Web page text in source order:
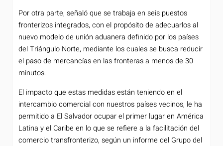
Por otra parte, señaló que se trabaja en seis puestos
fronterizos integrados, con el propósito de adecuarlos al
nuevo modelo de unión aduanera definido por los países
del Triángulo Norte, mediante los cuales se busca reducir
el paso de mercancías en las fronteras a menos de 30
minutos.
El impacto que estas medidas están teniendo en el
intercambio comercial con nuestros países vecinos, le ha
permitido a El Salvador ocupar el primer lugar en América
Latina y el Caribe en lo que se refiere a la facilitación del
comercio transfronterizo, según un informe del Grupo del